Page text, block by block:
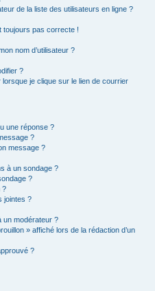
de la liste des utilisateurs en ligne ?
toujours pas correcte !
nom d’utilisateur ?
?
lorsque je clique sur le lien de courrier
une réponse ?
?
message ?
à un sondage ?
?
?
jointes ?
un modérateur ?
» affiché lors de la rédaction d’un
?